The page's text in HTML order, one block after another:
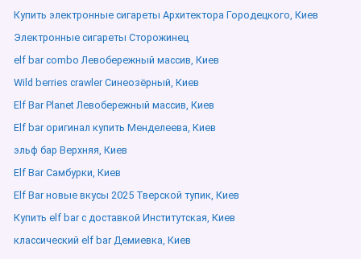
Купить электронные сигареты Архитектора Городецкого, Киев
Электронные сигареты Сторожинец
elf bar combo Левобережный массив, Киев
Wild berries crawler Синеозёрный, Киев
Elf Bar Planet Левобережный массив, Киев
Elf bar оригинал купить Менделеева, Киев
эльф бар Верхняя, Киев
Elf Bar Самбурки, Киев
Elf Bar новые вкусы 2025 Тверской тупик, Киев
Купить elf bar с доставкой Институтская, Киев
классический elf bar Демиевка, Киев